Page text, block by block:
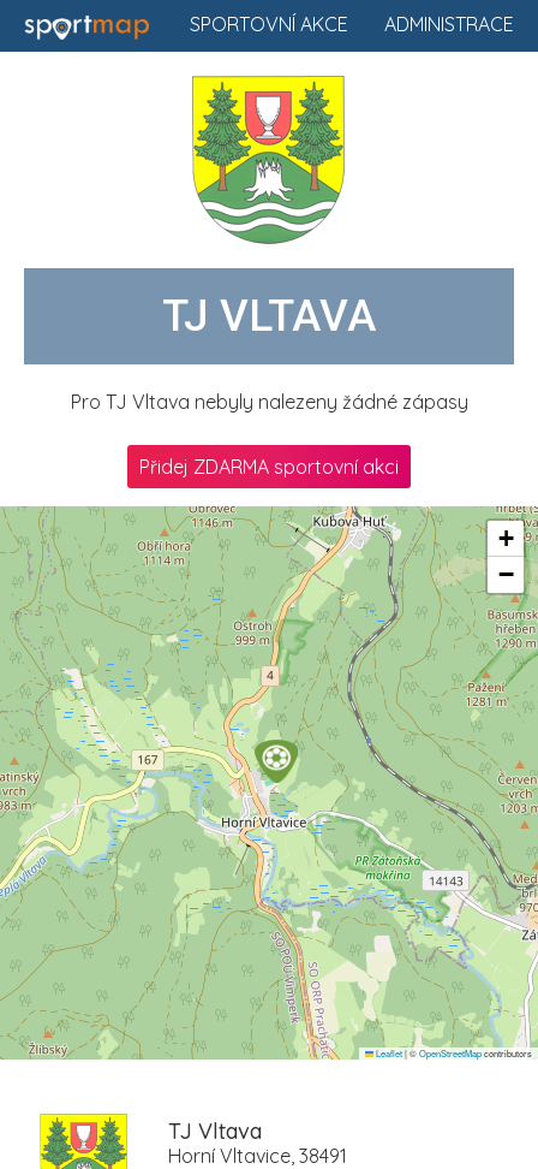
ADMINISTRACE
SPORTOVNÍ AKCE
TJ VLTAVA
Pro TJ Vltava nebyly nalezeny žádné zápasy
Přidej ZDARMA sportovní akci
+
−
Leaflet|©OpenStreetMapcontributors
TJ Vltava
Horní Vltavice, 38491